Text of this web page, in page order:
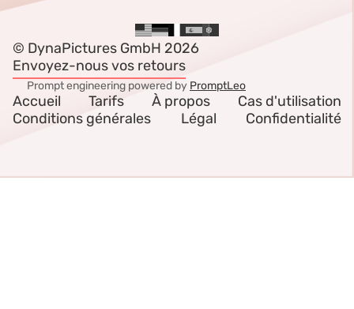
© DynaPictures GmbH 2026
Envoyez-nous vos retours
Prompt engineering powered by PromptLeo
Accueil Tarifs À propos
Cas d'utilisation
Conditions générales
Légal Confidentialité